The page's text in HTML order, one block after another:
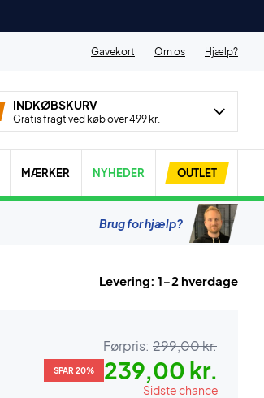
Gavekort Om os Hjælp?
INDKØBSKURV
Gratis fragt ved køb over 499 kr.
MÆRKER NYHEDER OUTLET
Brug for hjælp?
Levering: 1-2 hverdage
Førpris: 299,00 kr.
SPAR 20% 239,00 kr.
Sidste chance